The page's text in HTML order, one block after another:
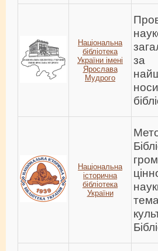
Національна
бібліотека
України імені
Ярослава
Мудрого
за
Національна
історична
бібліотека
України